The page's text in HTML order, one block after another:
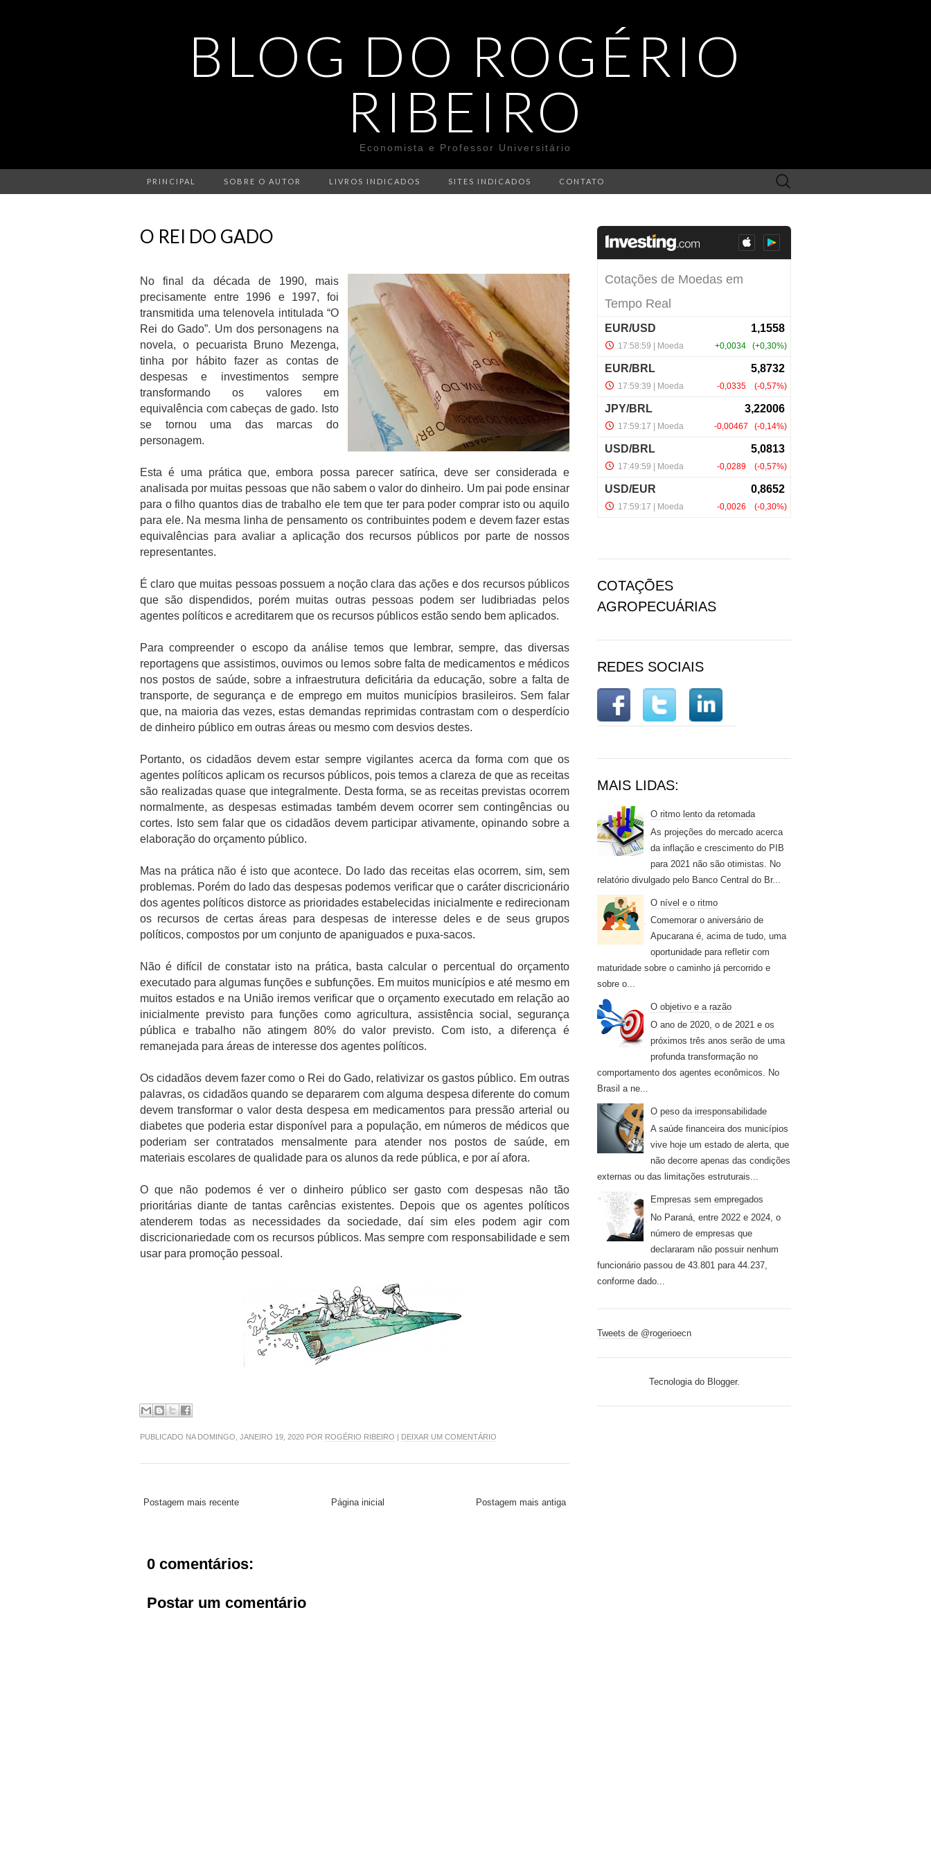
BLOG DO ROGÉRIO
RIBEIRO
Economista e Professor Universitário
PRINCIPAL SOBRE O AUTOR LIVROS INDICADOS SITES INDICADOS CONTATO
Search
for:
O REI DO GADO
No final da década de 1990, mais
precisamente entre 1996 e 1997, foi
transmitida uma telenovela intitulada “O
Rei do Gado”. Um dos personagens na
novela, o pecuarista Bruno Mezenga,
tinha por hábito fazer as contas de
despesas e investimentos sempre
transformando os valores em
equivalência com cabeças de gado. Isto
se tornou uma das marcas do
personagem.
Esta é uma prática que, embora possa parecer satírica, deve ser considerada e
analisada por muitas pessoas que não sabem o valor do dinheiro. Um pai pode ensinar
para o filho quantos dias de trabalho ele tem que ter para poder comprar isto ou aquilo
para ele. Na mesma linha de pensamento os contribuintes podem e devem fazer estas
equivalências para avaliar a aplicação dos recursos públicos por parte de nossos
representantes.
É claro que muitas pessoas possuem a noção clara das ações e dos recursos públicos
que são dispendidos, porém muitas outras pessoas podem ser ludibriadas pelos
agentes políticos e acreditarem que os recursos públicos estão sendo bem aplicados.
Para compreender o escopo da análise temos que lembrar, sempre, das diversas
reportagens que assistimos, ouvimos ou lemos sobre falta de medicamentos e médicos
nos postos de saúde, sobre a infraestrutura deficitária da educação, sobre a falta de
transporte, de segurança e de emprego em muitos municípios brasileiros. Sem falar
que, na maioria das vezes, estas demandas reprimidas contrastam com o desperdício
de dinheiro público em outras áreas ou mesmo com desvios destes.
Portanto, os cidadãos devem estar sempre vigilantes acerca da forma com que os
agentes políticos aplicam os recursos públicos, pois temos a clareza de que as receitas
são realizadas quase que integralmente. Desta forma, se as receitas previstas ocorrem
normalmente, as despesas estimadas também devem ocorrer sem contingências ou
cortes. Isto sem falar que os cidadãos devem participar ativamente, opinando sobre a
elaboração do orçamento público.
Mas na prática não é isto que acontece. Do lado das receitas elas ocorrem, sim, sem
problemas. Porém do lado das despesas podemos verificar que o caráter discricionário
dos agentes políticos distorce as prioridades estabelecidas inicialmente e redirecionam
os recursos de certas áreas para despesas de interesse deles e de seus grupos
políticos, compostos por um conjunto de apaniguados e puxa-sacos.
Não é difícil de constatar isto na prática, basta calcular o percentual do orçamento
executado para algumas funções e subfunções. Em muitos municípios e até mesmo em
muitos estados e na União iremos verificar que o orçamento executado em relação ao
inicialmente previsto para funções como agricultura, assistência social, segurança
pública e trabalho não atingem 80% do valor previsto. Com isto, a diferença é
remanejada para áreas de interesse dos agentes políticos.
Os cidadãos devem fazer como o Rei do Gado, relativizar os gastos público. Em outras
palavras, os cidadãos quando se depararem com alguma despesa diferente do comum
devem transformar o valor desta despesa em medicamentos para pressão arterial ou
diabetes que poderia estar disponível para a população, em números de médicos que
poderiam ser contratados mensalmente para atender nos postos de saúde, em
materiais escolares de qualidade para os alunos da rede pública, e por aí afora.
O que não podemos é ver o dinheiro público ser gasto com despesas não tão
prioritárias diante de tantas carências existentes. Depois que os agentes políticos
atenderem todas as necessidades da sociedade, daí sim eles podem agir com
discricionariedade com os recursos públicos. Mas sempre com responsabilidade e sem
usar para promoção pessoal.
PUBLICADO NA DOMINGO, JANEIRO 19, 2020 POR ROGÉRIO RIBEIRO | DEIXAR UM COMENTÁRIO
Postagem mais recente Postagem mais antiga
Página inicial
0 comentários:
Postar um comentário
COTAÇÕES
AGROPECUÁRIAS
REDES SOCIAIS
MAIS LIDAS:
O ritmo lento da retomada
As projeções do mercado acerca
da inflação e crescimento do PIB
para 2021 não são otimistas. No
relatório divulgado pelo Banco Central do Br...
O nível e o ritmo
Comemorar o aniversário de
Apucarana é, acima de tudo, uma
oportunidade para refletir com
maturidade sobre o caminho já percorrido e
sobre o...
O objetivo e a razão
O ano de 2020, o de 2021 e os
próximos três anos serão de uma
profunda transformação no
comportamento dos agentes econômicos. No
Brasil a ne...
O peso da irresponsabilidade
A saúde financeira dos municípios
vive hoje um estado de alerta, que
não decorre apenas das condições
externas ou das limitações estruturais...
Empresas sem empregados
No Paraná, entre 2022 e 2024, o
número de empresas que
declararam não possuir nenhum
funcionário passou de 43.801 para 44.237,
conforme dado...
Tweets de @rogerioecn
Tecnologia do Blogger.